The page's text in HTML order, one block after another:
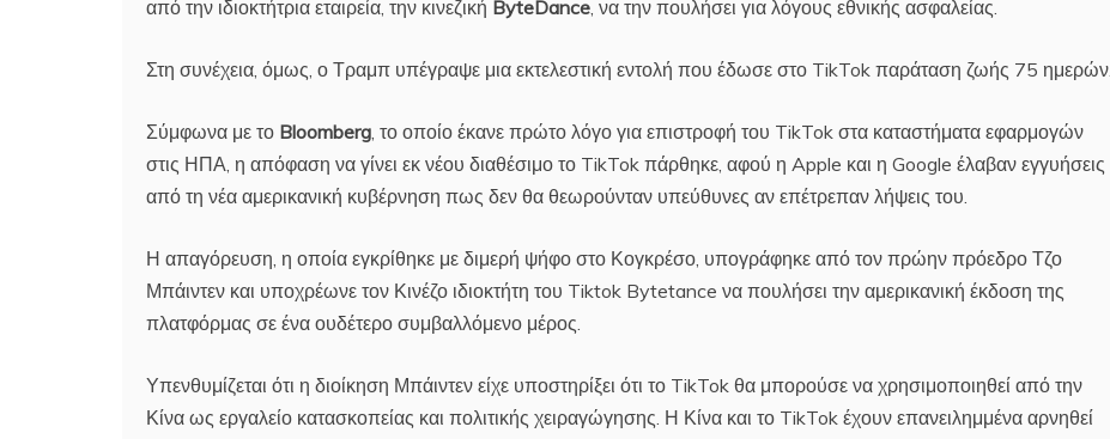
από την ιδιοκτήτρια εταιρεία, την κινεζική ByteDance , να την πουλήσει για λόγους εθνικής ασφαλείας.
Στη συνέχεια, όμως, ο Τραμπ υπέγραψε μια εκτελεστική εντολή που έδωσε στο TikTok παράταση ζωής 75 ημερών.
Σύμφωνα με το Bloomberg , το οποίο έκανε πρώτο λόγο για επιστροφή του TikTok στα καταστήματα εφαρμογών
στις ΗΠΑ, η απόφαση να γίνει εκ νέου διαθέσιμο το TikTok πάρθηκε, αφού η Apple και η Google έλαβαν εγγυήσεις
από τη νέα αμερικανική κυβέρνηση πως δεν θα θεωρούνταν υπεύθυνες αν επέτρεπαν λήψεις του.
Η απαγόρευση, η οποία εγκρίθηκε με διμερή ψήφο στο Κογκρέσο, υπογράφηκε από τον πρώην πρόεδρο Τζο
Μπάιντεν και υποχρέωνε τον Κινέζο ιδιοκτήτη του Tiktok Bytetance να πουλήσει την αμερικανική έκδοση της
πλατφόρμας σε ένα ουδέτερο συμβαλλόμενο μέρος.
Υπενθυμίζεται ότι η διοίκηση Μπάιντεν είχε υποστηρίξει ότι το TikTok θα μπορούσε να χρησιμοποιηθεί από την
Κίνα ως εργαλείο κατασκοπείας και πολιτικής χειραγώγησης. Η Κίνα και το TikTok έχουν επανειλημμένα αρνηθεί